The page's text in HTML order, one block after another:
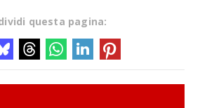
questa pagina: